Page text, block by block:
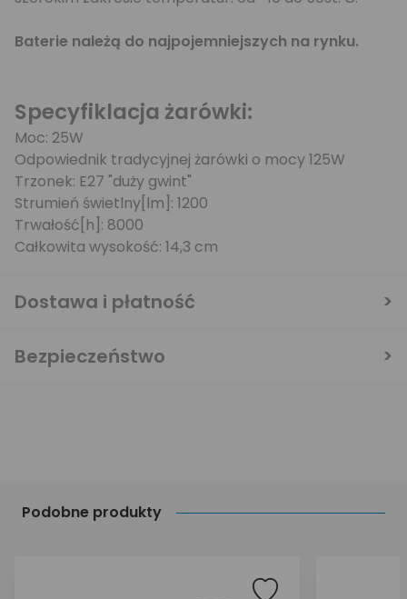
Podobne produkty
Baterie należą do najpojemniejszych na rynku.
Specyfiklacja żarówki:
Moc: 25W
Odpowiednik tradycyjnej żarówki o mocy 125W
Trzonek: E27 "duży gwint"
Strumień świetlny[lm]: 1200
Trwałość[h]: 8000
Całkowita wysokość: 14,3 cm
Dostawa i płatność
Bezpieczeństwo